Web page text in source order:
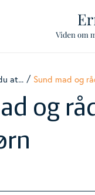
Level
at... Sund mad og
og